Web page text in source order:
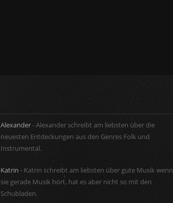
Alexander- Alexander schreibt am liebsten über die
neuesten Entdeckungen aus den Genres Folk und
Instrumental.
Katrin - Katrin schreibt am liebsten über gute Musik wenn
sie gerade Musik hört, hat es aber nicht so mit den
Schubladen.